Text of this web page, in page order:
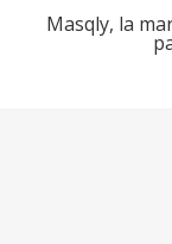
Masqly, la